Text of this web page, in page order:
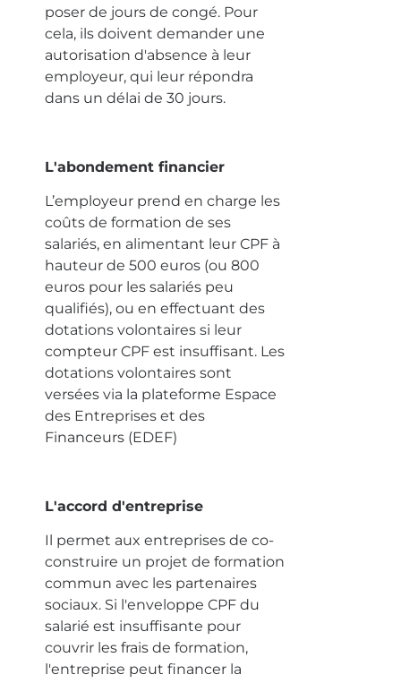
poser de jours de congé. Pour
cela, ils doivent demander une
autorisation d'absence à leur
employeur, qui leur répondra
dans un délai de 30 jours.
L'abondement financier
L’employeur prend en charge les
coûts de formation de ses
salariés, en alimentant leur CPF à
hauteur de 500 euros (ou 800
euros pour les salariés peu
qualifiés), ou en effectuant des
dotations volontaires si leur
compteur CPF est insuffisant. Les
dotations volontaires sont
versées via la plateforme Espace
des Entreprises et des
Financeurs (EDEF)
L'accord d'entreprise
Il permet aux entreprises de co-
construire un projet de formation
commun avec les partenaires
sociaux. Si l'enveloppe CPF du
salarié est insuffisante pour
couvrir les frais de formation,
l'entreprise peut financer la